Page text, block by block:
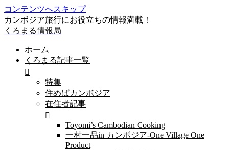
コンテンツへスキップ
カンボジア旅行にお役立ちの情報満載！
くろまる情報局
ホーム
くろまる記事一覧
特集
住めばカンボジア
在住者記事
Toyomi’s Cambodian Cooking
一村一品in カンボジア-One Village One
Product